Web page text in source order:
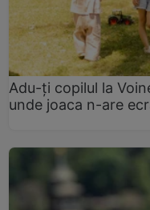
Adu-ți copilul la
unde joaca n-are